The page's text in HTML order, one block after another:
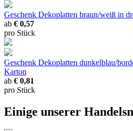
Geschenk Dekoplatten braun/weiß in
ab € 0,57
pro Stück
Geschenk Dekoplatten dunkelblau/
Karton
ab € 0,81
pro Stück
Einige unserer